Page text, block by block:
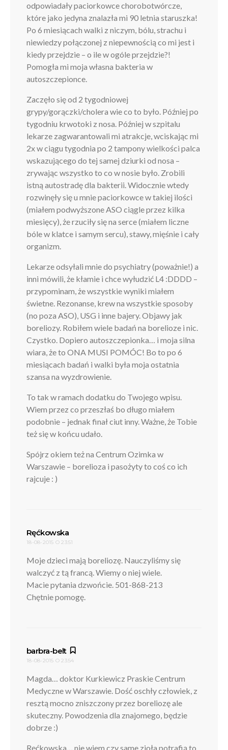
odpowiadały paciorkowce chorobotwórcze,
które jako jedyna znalazła mi 90 letnia staruszka!
Po 6 miesiącach walki z niczym, bólu, strachu i
niewiedzy połączonej z niepewnością co mi jest i
kiedy przejdzie – o ile w ogóle przejdzie?!
Pomogła mi moja własna bakteria w
autoszczepionce.
Zaczęło się od 2 tygodniowej
grypy/gorączki/cholera wie co to było. Później po
tygodniu krwotoki z nosa. Później w szpitalu
lekarze zagwarantowali mi atrakcje, wciskając mi
2x w ciągu tygodnia po 2 tampony wielkości palca
wskazującego do tej samej dziurki od nosa –
zrywając wszystko to co w nosie było. Zrobili
istną autostradę dla bakterii. Widocznie wtedy
rozwinęły się u mnie paciorkowce w takiej ilości
(miałem podwyższone ASO ciągle przez kilka
miesięcy), że rzuciły się na serce (miałem liczne
bóle w klatce i samym sercu), stawy, mięśnie i cały
organizm.
Lekarze odsyłali mnie do psychiatry (poważnie!) a
inni mówili, że kłamie i chce wyłudzić L4 :DDDD –
przypominam, że wszystkie wyniki miałem
świetne. Rezonanse, krew na wszystkie sposoby
(no poza ASO), USG i inne bajery. Objawy jak
boreliozy. Robiłem wiele badań na borelioze i nic.
Czystko. Dopiero autoszczepionka… i moja silna
wiara, że to ONA MUSI POMÓC! Bo to po 6
miesiącach badań i walki była moja ostatnia
szansa na wyzdrowienie.
To tak w ramach dodatku do Twojego wpisu.
Wiem przez co przeszłaś bo długo miałem
podobnie – jednak finał ciut inny. Ważne, że Tobie
też się w końcu udało.
Spójrz okiem też na Centrum Ozimka w
Warszawie – borelioza i pasożyty to coś co ich
rajcuje : )
Ręćkowskapisze:
18-08-2015 O 23:51
Moje dzieci mają boreliozę. Nauczyliśmy się
walczyć z tą francą. Wiemy o niej wiele.
Macie pytania dzwońcie. 501-868-213
Chętnie pomogę.
barbra-belt
18-08-2015 O 23:54
Magda… doktor Kurkiewicz Praskie Centrum
Medyczne w Warszawie. Dość oschły człowiek, z
resztą mocno zniszczony przez boreliozę ale
skuteczny. Powodzenia dla znajomego, będzie
dobrze :)
Ręćkowska… nie wiem czy same zioła potrafią to